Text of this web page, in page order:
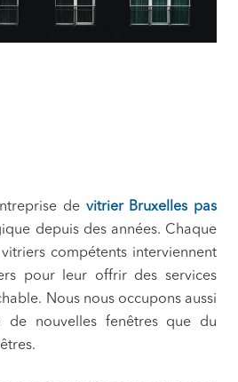
de vitrier Bruxelles pas
depuis des années. Chaque
compétents interviennent
pour leur offrir des services
Nous nous occupons aussi
de nouvelles fenêtres que du